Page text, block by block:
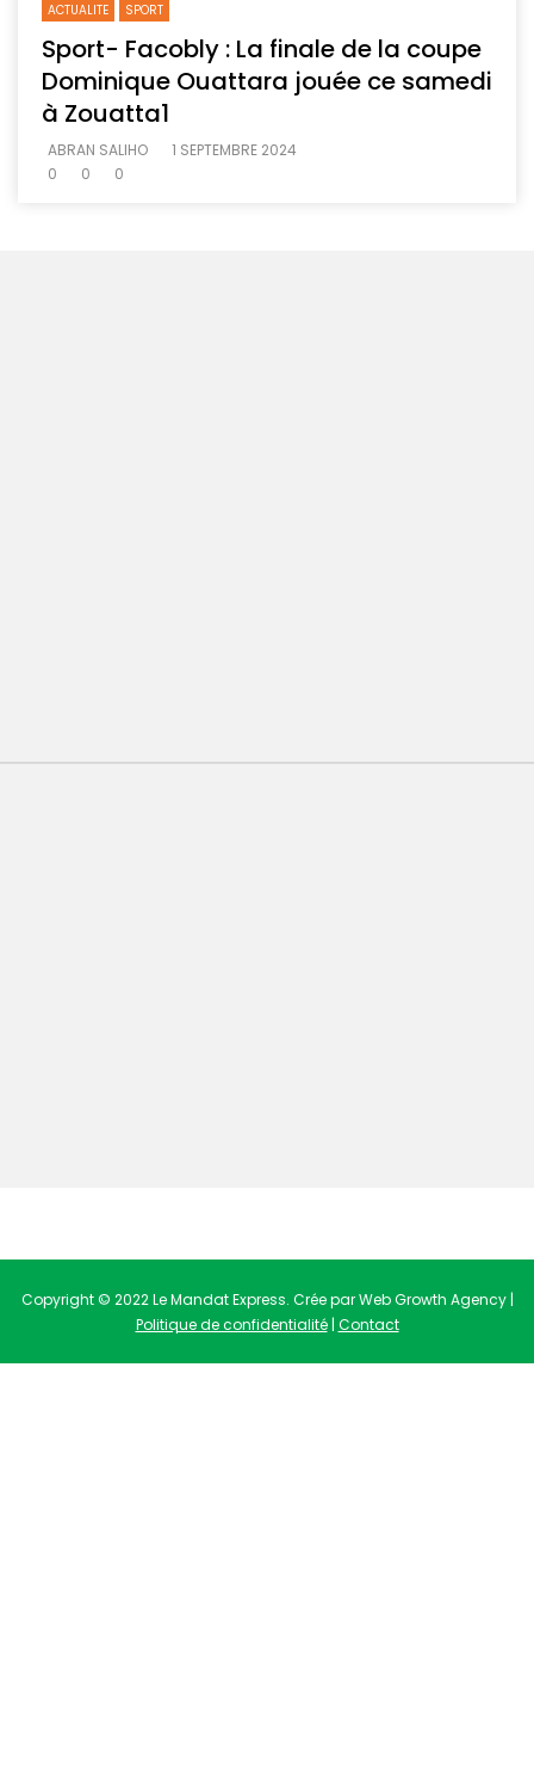
ACTUALITE SPORT
Sport- Facobly : La finale de la coupe
Dominique Ouattara jouée ce samedi
à Zouatta1
ABRAN SALIHO
1 SEPTEMBRE 2024
0
0 0
Copyright © 2022 Le Mandat Express. Crée par Web Growth Agency |
Politique de confidentialité| Contact